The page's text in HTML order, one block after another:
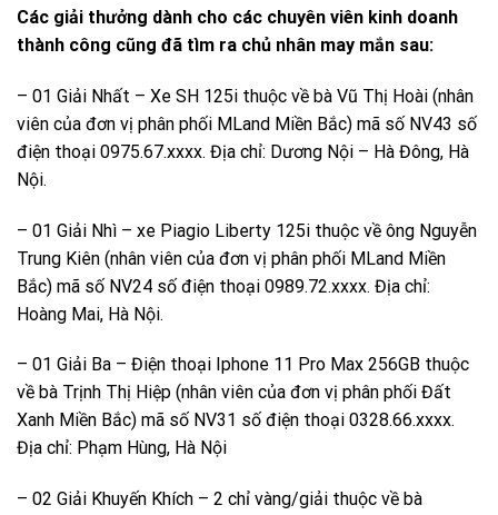
Các giải thưởng dành cho các chuyên viên kinh doanh
thành công cũng đã tìm ra chủ nhân may mắn sau:
– 01 Giải Nhất – Xe SH 125i thuộc về bà Vũ Thị Hoài (nhân
viên của đơn vị phân phối MLand Miền Bắc) mã số NV43 số
điện thoại 0975.67.xxxx. Địa chỉ: Dương Nội – Hà Đông, Hà
Nội.
– 01 Giải Nhì – xe Piagio Liberty 125i thuộc về ông Nguyễn
Trung Kiên (nhân viên của đơn vị phân phối MLand Miền
Bắc) mã số NV24 số điện thoại 0989.72.xxxx. Địa chỉ:
Hoàng Mai, Hà Nội.
– 01 Giải Ba – Điện thoại Iphone 11 Pro Max 256GB thuộc
về bà Trịnh Thị Hiệp (nhân viên của đơn vị phân phối Đất
Xanh Miền Bắc) mã số NV31 số điện thoại 0328.66.xxxx.
Địa chỉ: Phạm Hùng, Hà Nội
– 02 Giải Khuyến Khích – 2 chỉ vàng/giải thuộc về bà